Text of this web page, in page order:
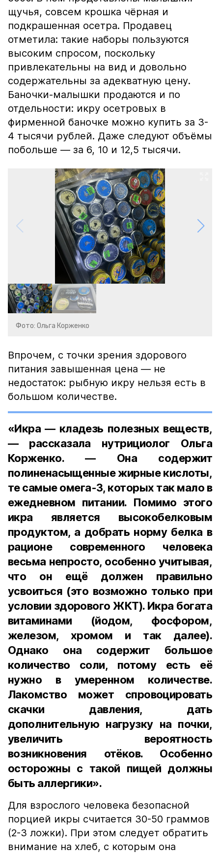
щучья, совсем крошка чёрная и
подкрашенная осетра. Продавец
отметила: такие наборы пользуются
высоким спросом, поскольку
привлекательны на вид и довольно
содержательны за адекватную цену.
Баночки-малышки продаются и по
отдельности: икру осетровых в
фирменной баночке можно купить за 3-
4 тысячи рублей. Даже следуют объёмы
побольше — за 6, 10 и 12,5 тысячи.
Фото: Ольга Корженко
Впрочем, с точки зрения здорового
питания завышенная цена — не
недостаток: рыбную икру нельзя есть в
большом количестве.
«Икра — кладезь полезных веществ,
— рассказала нутрициолог Ольга
Корженко. — Она содержит
полиненасыщенные жирные кислоты,
те самые омега-3, которых так мало в
ежедневном питании. Помимо этого
икра является высокобелковым
продуктом, а добрать норму белка в
рационе современного человека
весьма непросто, особенно учитывая,
что он ещё должен правильно
усвоиться (это возможно только при
условии здорового ЖКТ). Икра богата
витаминами (йодом, фосфором,
железом, хромом и так далее).
Однако она содержит большое
количество соли, потому есть её
нужно в умеренном количестве.
Лакомство может спровоцировать
скачки давления, дать
дополнительную нагрузку на почки,
увеличить вероятность
возникновения отёков. Особенно
осторожны с такой пищей должны
быть аллергики».
Для взрослого человека безопасной
порцией икры считается 30-50 граммов
(2-3 ложки). При этом следует обратить
внимание на хлеб, с которым она